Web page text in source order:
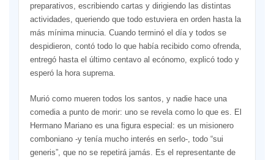
preparativos, escribiendo cartas y dirigiendo las distintas
actividades, queriendo que todo estuviera en orden hasta la
más mínima minucia. Cuando terminó el día y todos se
despidieron, contó todo lo que había recibido como ofrenda,
entregó hasta el último centavo al ecónomo, explicó todo y
esperó la hora suprema.
Murió como mueren todos los santos, y nadie hace una
comedia a punto de morir: uno se revela como lo que es. El
Hermano Mariano es una figura especial: es un misionero
comboniano -y tenía mucho interés en serlo-, todo “sui
generis”, que no se repetirá jamás. Es el representante de